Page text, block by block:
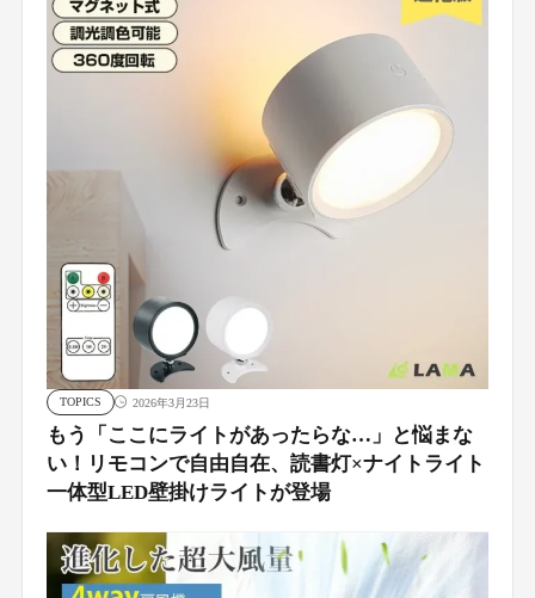
TOPICS 2026年3月23日
もう「ここにライトがあったらな…」と悩まな
い！リモコンで自由自在、読書灯×ナイトライト
一体型LED壁掛けライトが登場